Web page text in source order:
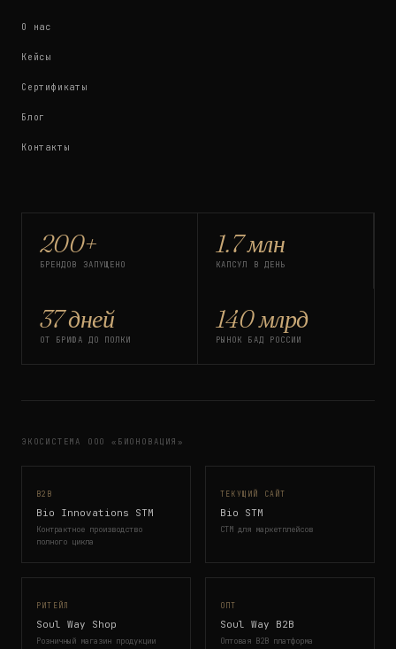
О нас
Кейсы
Сертификаты
Блог
Контакты
200+
БРЕНДОВ ЗАПУЩЕНО
1.7 млн
КАПСУЛ В ДЕНЬ
37 дней
ОТ БРИФА ДО ПОЛКИ
140 млрд
РЫНОК БАД РОССИИ
ЭКОСИСТЕМА ООО «БИОНОВАЦИЯ»
B2B
Bio Innovations STM
Контрактное производство
полного цикла
ТЕКУЩИЙ САЙТ
Bio STM
СТМ для маркетплейсов
РИТЕЙЛ
Soul Way Shop
Розничный магазин продукции
ОПТ
Soul Way B2B
Оптовая B2B платформа